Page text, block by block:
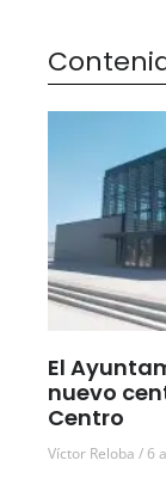
El
nuevo
Centro
Víctor Reloba 6